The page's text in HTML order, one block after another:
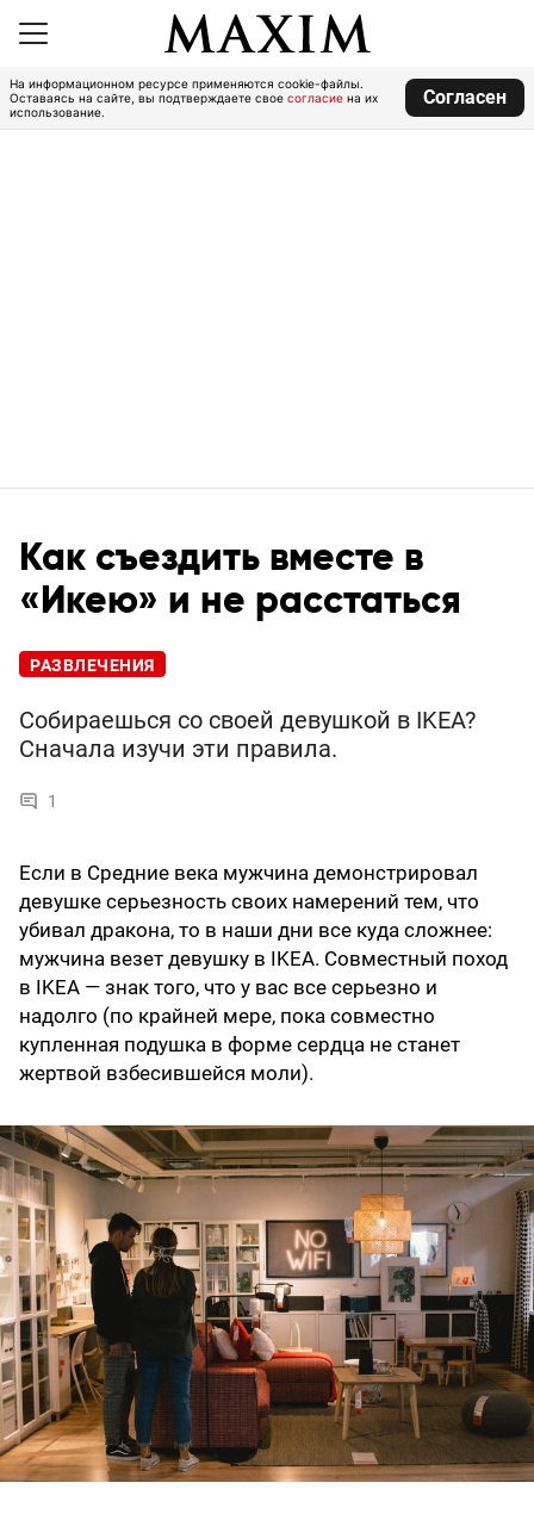
На информационном ресурсе применяются cookie-файлы.
Оставаясь на сайте, вы подтверждаете свое согласие на их
использование.
Согласен
Как съездить вместе в
«Икею» и не расстаться
РАЗВЛЕЧЕНИЯ
Собираешься со своей девушкой в IKEA?
Сначала изучи эти правила.
1
Если в Средние века мужчина демонстрировал
девушке серьезность своих намерений тем, что
убивал дракона, то в наши дни все куда сложнее:
мужчина везет девушку в IKEA. Совместный поход
в IKEA — знак того, что у вас все серьезно и
надолго (по крайней мере, пока совместно
купленная подушка в форме сердца не станет
жертвой взбесившейся моли).